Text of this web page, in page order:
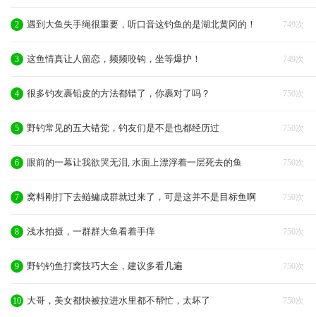
749次
2 遇到大鱼失手绳很重要，听口音这钓鱼的是湖北黄冈的！
749次
3 这鱼情真让人留恋，频频咬钩，坐等爆护！
750次
4 很多钓友裹铅皮的方法都错了，你裹对了吗？
750次
5 野钓常见的五大错觉，钓友们是不是也都经历过
750次
6 眼前的一幕让我欲哭无泪, 水面上漂浮着一层死去的鱼
750次
7 窝料刚打下去鲢鳙成群就过来了，可是这并不是目标鱼啊
750次
8 浅水拍摄，一群群大鱼看着手痒
750次
9 野钓钓鱼打窝技巧大全，建议多看几遍
750次
10 大哥，美女都快被拉进水里都不帮忙，太坏了